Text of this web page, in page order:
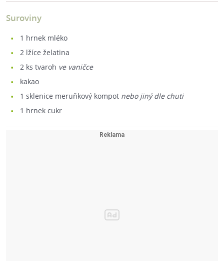
Suroviny
1 hrnek mléko
2 lžíce želatina
2 ks tvaroh ve vaničce
kakao
1 sklenice meruňkový kompot nebo jiný dle chuti
1 hrnek cukr